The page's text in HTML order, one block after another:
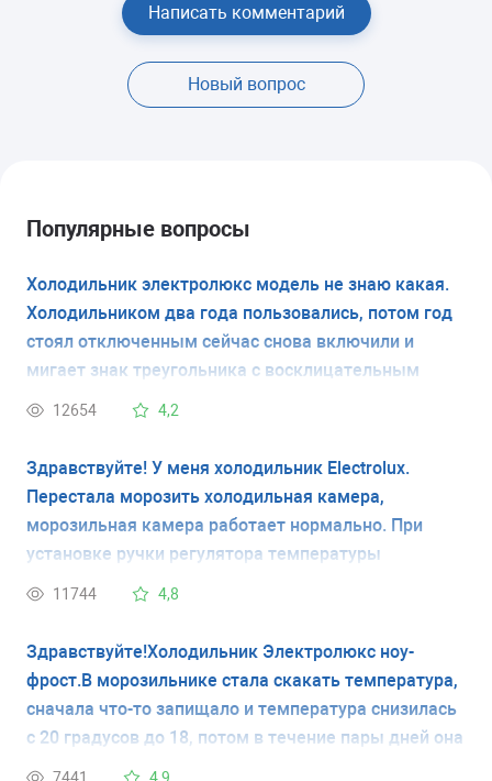
Написать комментарий
Новый вопрос
Популярные вопросы
Холодильник электролюкс модель не знаю какая.
Холодильником два года пользовались, потом год
стоял отключенным сейчас снова включили и
мигает знак треугольника с восклицательным
знаком и температура тоже минус 18 мигает и
это такое и как это устранить?
12654 4,2
Здравствуйте! У меня холодильник Electrolux.
Перестала морозить холодильная камера,
морозильная камера работает нормально. При
установке ручки регулятора температуры
холодильной камеры в максимальное положение и
работать, морозит продолжительное время, после
чего выключается (температура опускается до
очень низкой - перемораживает продукты).
Самостоятельно холодильная камера снова не
11744 4,8
Здравствуйте!Холодильник Электролюкс ноу-
фрост.В морозильнике стала скакать температура,
сначала что-то запищало и температура снизилась
с 20 градусов до 18, потом в течение пары дней она
то повышалась, то понижалась от -17 до -14,
7441 4,9